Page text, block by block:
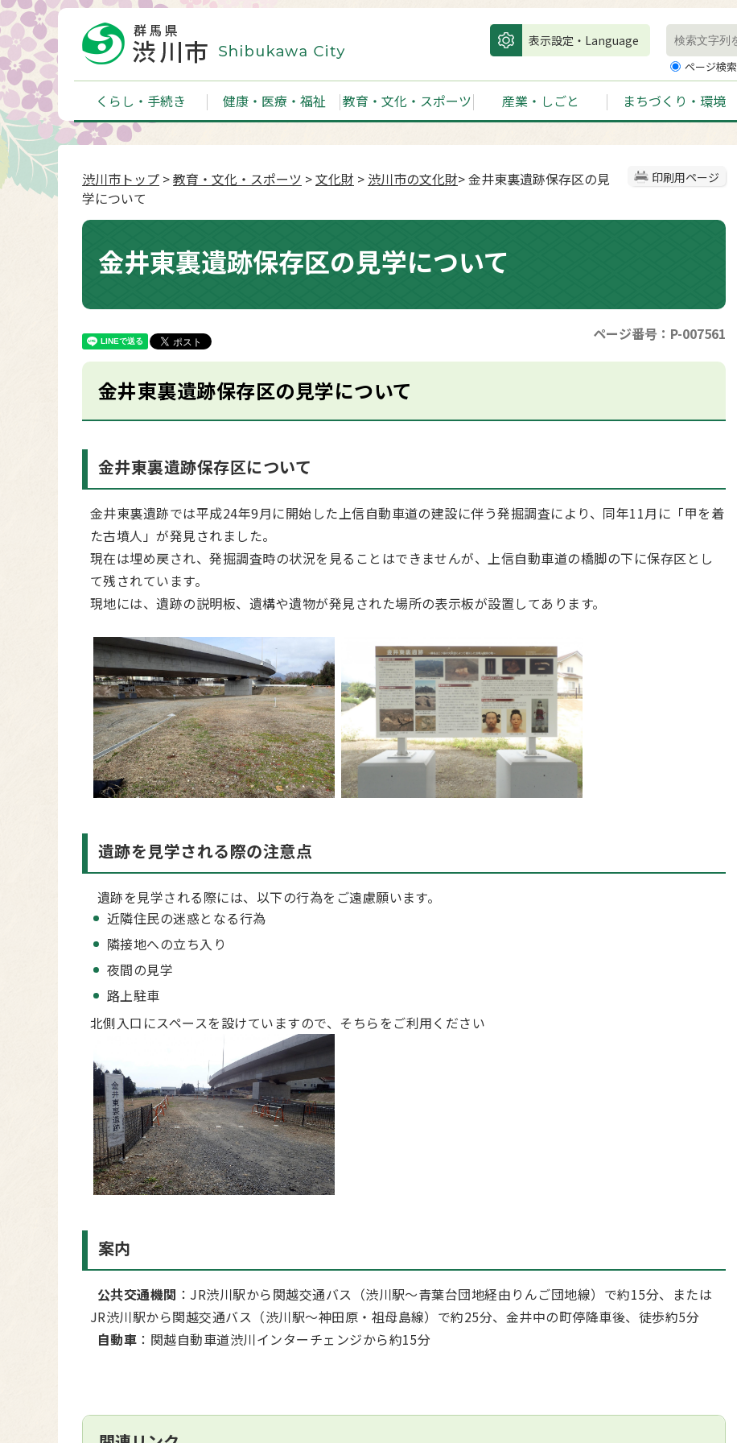
表示設定・Language
ページ検索
くらし・手続き 健康・医療・福祉 教育・文化・スポーツ 産業・しごと まちづくり・環境
印刷用ページ
渋川市トップ >教育・文化・スポーツ >文化財 > 渋川市の文化財> 金井東裏遺跡保存区の見
学について
金井東裏遺跡保存区の見学について
ページ番号：P-007561
金井東裏遺跡保存区の見学について
金井東裏遺跡保存区について
金井東裏遺跡では平成24年9月に開始した上信自動車道の建設に伴う発掘調査により、同年11月に「甲を着
た古墳人」が発見されました。
現在は埋め戻され、発掘調査時の状況を見ることはできませんが、上信自動車道の橋脚の下に保存区とし
て残されています。
現地には、遺跡の説明板、遺構や遺物が発見された場所の表示板が設置してあります。
遺跡を見学される際の注意点
遺跡を見学される際には、以下の行為をご遠慮願います。
近隣住民の迷惑となる行為
隣接地への立ち入り
夜間の見学
路上駐車
北側入口にスペースを設けていますので、そちらをご利用ください
案内
公共交通機関 ：JR渋川駅から関越交通バス（渋川駅～青葉台団地経由りんご団地線）で約15分、または
JR渋川駅から関越交通バス（渋川駅～神田原・祖母島線）で約25分、金井中の町停降車後、徒歩約5分
自動車 ：関越自動車道渋川インターチェンジから約15分